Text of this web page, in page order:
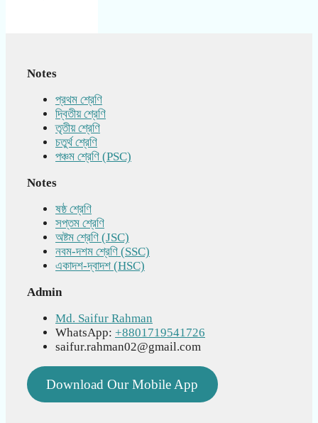
Notes
প্রথম শ্রেণি
দ্বিতীয় শ্রেণি
তৃতীয় শ্রেণি
চতুর্থ শ্রেণি
পঞ্চম শ্রেণি (PSC)
Notes
ষষ্ঠ শ্রেণি
সপ্তম শ্রেণি
অষ্টম শ্রেণি (JSC)
নবম-দশম শ্রেণি (SSC)
একাদশ-দ্বাদশ (HSC)
Admin
Md. Saifur Rahman
WhatsApp: +8801719541726
saifur.rahman02@gmail.com
Download Our Mobile App